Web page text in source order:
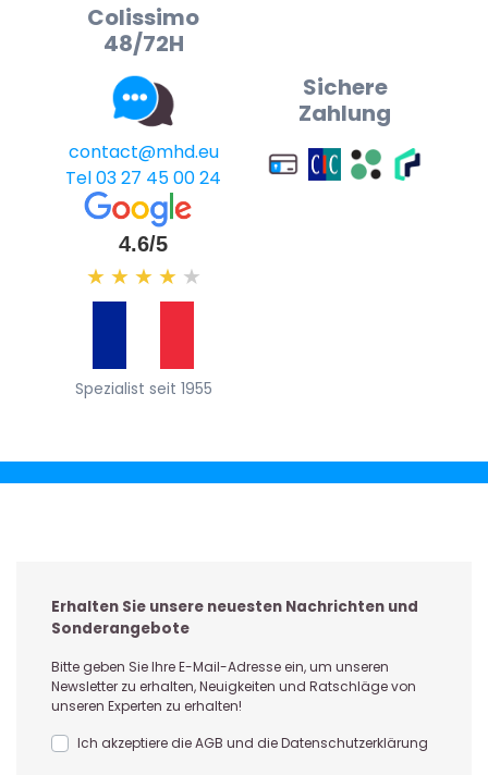
Colissimo
48/72H
contact@mhd.eu
Tel 03 27 45 00 24
Sichere
Zahlung
4.6/5
★ ★ ★ ★ ★
Spezialist seit 1955
Erhalten Sie unsere neuesten Nachrichten und
Sonderangebote
Bitte geben Sie Ihre E-Mail-Adresse ein, um unseren
Newsletter zu erhalten, Neuigkeiten und Ratschläge von
unseren Experten zu erhalten!
Ich akzeptiere die AGB und die Datenschutzerklärung